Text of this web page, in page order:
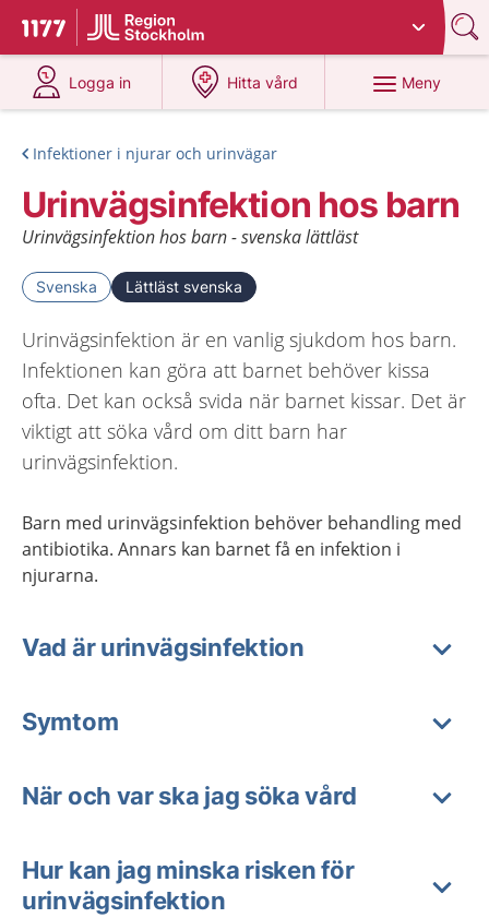
Till startsidan för 1177
Du har valt region
Logga in
på 1177.se
Hitta vård
på 1177.se
Meny
Infektioner i njurar och urinvägar
Urinvägsinfektion hos barn
Urinvägsinfektion hos barn - svenska lättläst
Svenska Lättläst svenska
Urinvägsinfektion är en vanlig sjukdom hos barn.
Infektionen kan göra att barnet behöver kissa
ofta. Det kan också svida när barnet kissar. Det är
viktigt att söka vård om ditt barn har
urinvägsinfektion.
Barn med urinvägsinfektion behöver behandling med
antibiotika. Annars kan barnet få en infektion i
njurarna.
Vad är urinvägsinfektion
Symtom
När och var ska jag söka vård
Hur kan jag minska risken för
urinvägsinfektion